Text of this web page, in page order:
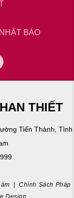
NHẬT BÁO
THIẾT
Tiến Thành, Tỉnh
Chính Sách Pháp
Design